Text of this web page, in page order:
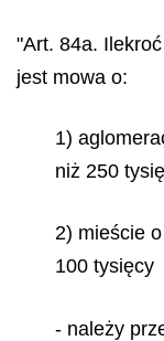
"Art. 84a.
jest mowa o:
1)
niż 250
2) mieście
100 tysięcy
- należy